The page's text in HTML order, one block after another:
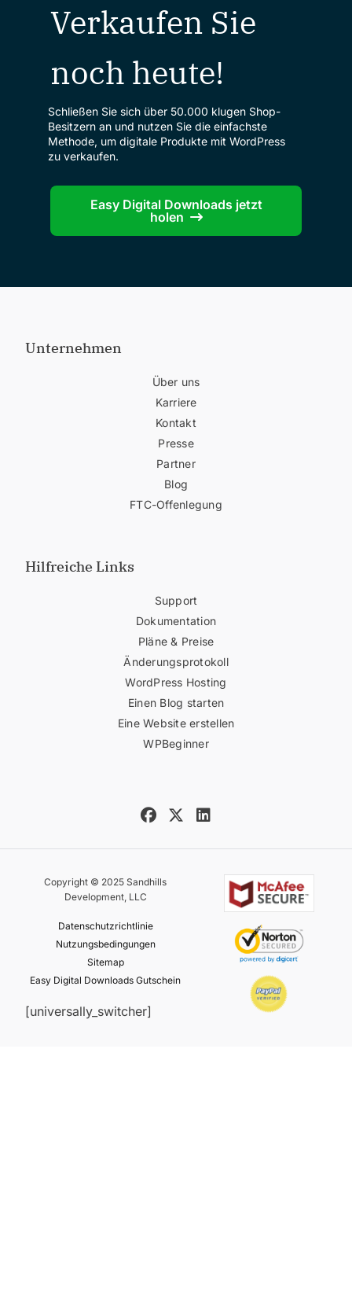
Verkaufen Sie
noch heute!
Schließen Sie sich über 50.000 klugen Shop-
Besitzern an und nutzen Sie die einfachste
Methode, um digitale Produkte mit WordPress
zu verkaufen.
Easy Digital Downloads jetzt
holen
Unternehmen
Über uns
Karriere
Kontakt
Presse
Partner
Blog
FTC-Offenlegung
Hilfreiche Links
Support
Dokumentation
Pläne & Preise
Änderungsprotokoll
WordPress Hosting
Einen Blog starten
Eine Website erstellen
WPBeginner
Copyright © 2025 Sandhills
Development, LLC
Datenschutzrichtlinie
Nutzungsbedingungen
Sitemap
Easy Digital Downloads Gutschein
[universally_switcher]